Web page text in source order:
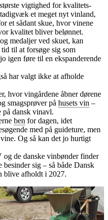
vigtighed for kvalitets-
et meget nyt vinland,
et sådant skue, hvor vinene
kvalitet bliver belønnet.
medaljer ved skuet, kan
til at forsøge sig som
igen føre til en ekspanderende
har valgt ikke at afholde
hvor vingårdene åbner dørene
smagsprøver på husets vin –
på dansk vinavl.
ben for dagen, idet
med på guideture, men
Og så kan det jo hurtigt
de danske vinbønder finder
sig – så både Dansk
blive afholdt i 2027.